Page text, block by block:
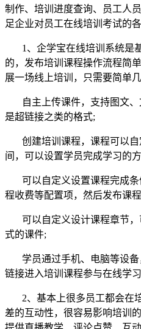
制作、培训进度查询、员工人
足企业对员工在线培训考试的各
1、企学宝在线培训系统是
的，发布培训课程操作流程简
展一场线上培训，只需要简单几
自主上传课件，支持图文
是超链接之类的格式;
创建培训课程，课程可以
间，可以设置学员完成学习的方
可以自定义设置课程完成
程收费等配置项，然后发布课程
可以自定义设计课程章节
式的课件;
学员通过手机、电脑等设
链接进入培训课程参与在线学习
2、基本上很多员工都会在
差的互动性，很容易影响培训